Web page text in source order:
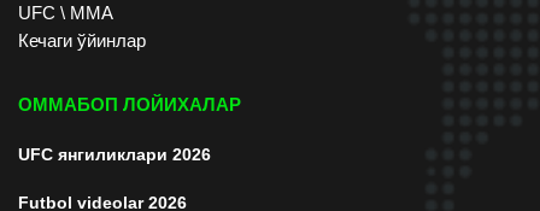
UFC \ ММА
Кечаги ўйинлар
ОММАБОП ЛОЙИХАЛАР
UFC янгиликлари 2026
Futbol videolar 2026